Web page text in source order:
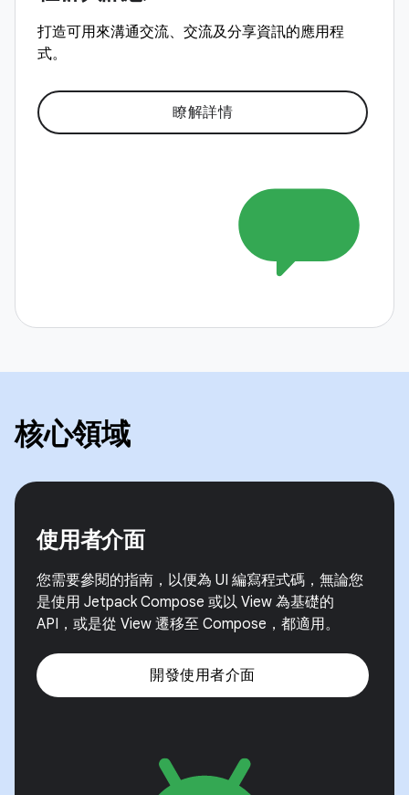
打造可用來溝通交流、交流及分享資訊的應用程
式。
瞭解詳情
核心領域
使用者介面
您需要參閱的指南，以便為 UI 編寫程式碼，無論您
是使用 Jetpack Compose 或以 View 為基礎的
API，或是從 View 遷移至 Compose，都適用。
開發使用者介面